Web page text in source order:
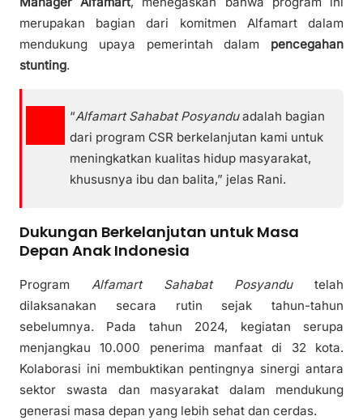
merupakan bagian dari komitmen Alfamart dalam
mendukung upaya pemerintah dalam pencegahan
stunting.
“Alfamart Sahabat Posyanduadalah bagian
dari program CSR berkelanjutan kami untuk
meningkatkan kualitas hidup masyarakat,
khususnya ibu dan balita,” jelas Rani.
Dukungan Berkelanjutan untuk Masa
Depan Anak Indonesia
Program Alfamart Sahabat Posyandutelah
dilaksanakan secara rutin sejak tahun-tahun
sebelumnya. Pada tahun 2024, kegiatan serupa
menjangkau 10.000 penerima manfaat di 32 kota.
Kolaborasi ini membuktikan pentingnya sinergi antara
sektor swasta dan masyarakat dalam mendukung
generasi masa depan yang lebih sehat dan cerdas.